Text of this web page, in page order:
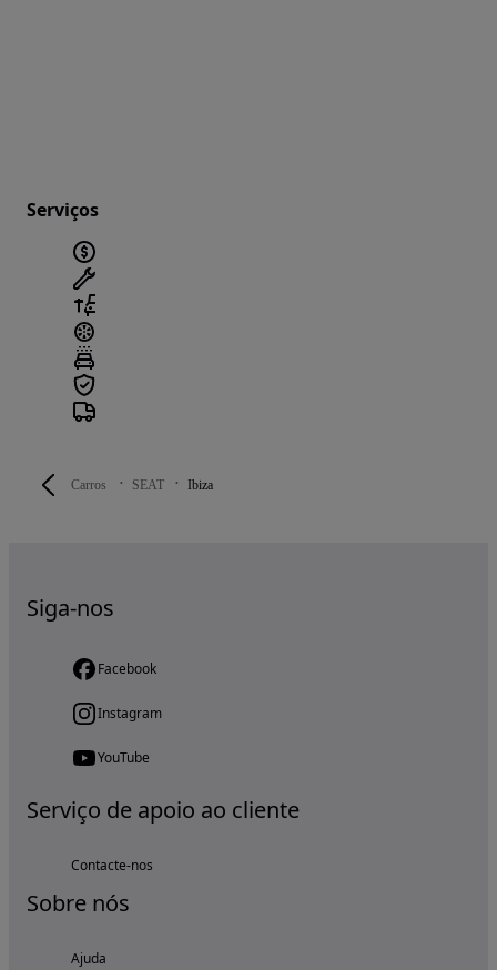
Carros SEAT Ibiza
Serviços
Siga-nos
Facebook
Instagram
YouTube
Serviço de apoio ao cliente
Contacte-nos
Sobre nós
Ajuda